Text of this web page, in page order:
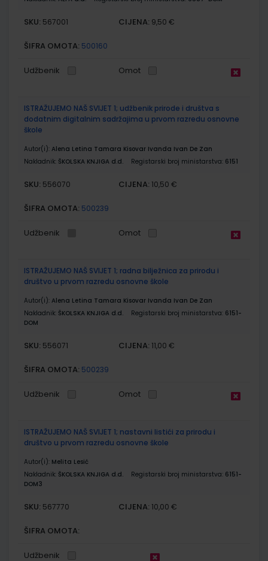
SKU: 567001 CIJENA: 9,50 €
ŠIFRA OMOTA: 500160
Udžbenik Omot
ISTRAŽUJEMO NAŠ SVIJET 1; udžbenik prirode i društva s
dodatnim digitalnim sadržajima u prvom razredu osnovne
škole
Autor(i): Alena Letina Tamara Kisovar Ivanda Ivan De Zan
Nakladnik: ŠKOLSKA KNJIGA d.d. Registarski broj ministarstva: 6151
SKU: 556070 CIJENA: 10,50 €
ŠIFRA OMOTA: 500239
Udžbenik Omot
ISTRAŽUJEMO NAŠ SVIJET 1; radna bilježnica za prirodu i
društvo u prvom razredu osnovne škole
Autor(i): Alena Letina Tamara Kisovar Ivanda Ivan De Zan
Nakladnik: ŠKOLSKA KNJIGA d.d. Registarski broj ministarstva: 6151-
DOM
SKU: 556071 CIJENA: 11,00 €
ŠIFRA OMOTA: 500239
Udžbenik Omot
ISTRAŽUJEMO NAŠ SVIJET 1; nastavni listići za prirodu i
društvo u prvom razredu osnovne škole
Autor(i): Melita Lesić
Nakladnik: ŠKOLSKA KNJIGA d.d. Registarski broj ministarstva: 6151-
DOM3
SKU: 567770 CIJENA: 10,00 €
ŠIFRA OMOTA:
Udžbenik